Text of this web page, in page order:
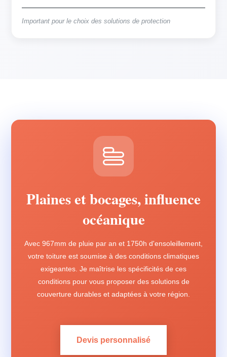
Important pour le choix des solutions de protection
Plaines et bocages, influence
océanique
Avec 967mm de pluie par an et 1750h d'ensoleillement,
votre toiture est soumise à des conditions climatiques
exigeantes. Je maîtrise les spécificités de ces
conditions pour vous proposer des solutions de
couverture durables et adaptées à votre région.
Devis personnalisé